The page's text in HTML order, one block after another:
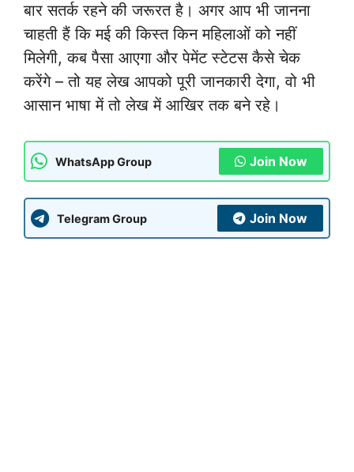
बार सतर्क रहने की जरूरत है। अगर आप भी जानना
चाहती हैं कि मई की किस्त किन महिलाओं को नहीं
मिलेगी, कब पैसा आएगा और पेमेंट स्टेटस कैसे चेक
करेंगे – तो यह लेख आपको पूरी जानकारी देगा, वो भी
आसान भाषा में तो लेख में आखिर तक बने रहे।
WhatsApp Group Join Now
Telegram Group Join Now